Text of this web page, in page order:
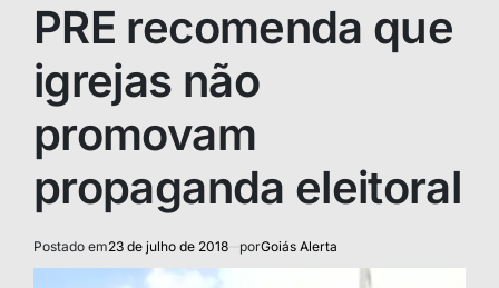
PRE recomenda que
igrejas não
promovam
propaganda eleitoral
Postado em23 de julho de 2018 porGoiás Alerta